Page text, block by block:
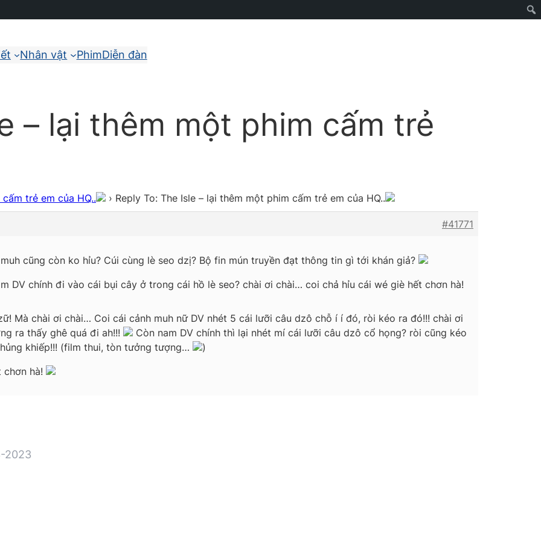
Nhân vật PhimDiễn đàn
– lại thêm một phim cấm trẻ
trẻ em của HQ.. › Reply To: The Isle – lại thêm một phim cấm trẻ em của HQ..
#41771
cũng còn ko hỉu? Cúi cùng lè seo dzị? Bộ fin mún truyền đạt thông tin gì tới khán giả?
DV chính đi vào cái bụi cây ở trong cái hồ lè seo? chài ơi chài… coi chả hỉu cái wé giè hết chơn hà!
Mà chài ơi chài… Coi cái cảnh muh nữ DV nhét 5 cái lưỡi câu dzô chỗ í í đó, ròi kéo ra đó!!! chài ơi
ra thấy ghê quá đi ah!!!
Còn nam DV chính thì lại nhét mí cái lưỡi câu dzô cổ họng? ròi cũng kéo
khiếp!!! (film thui, tòn tưởng tượng…
)
chơn hà!
2023